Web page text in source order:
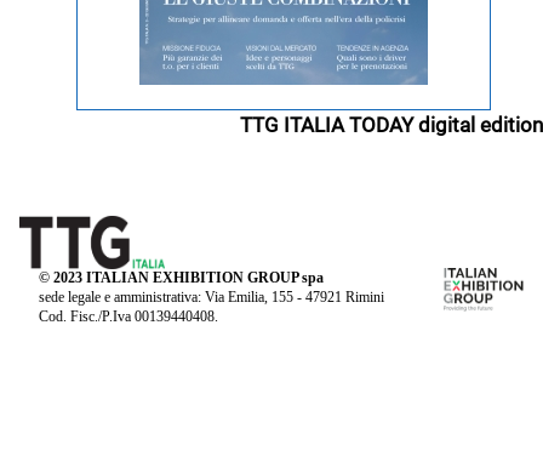
TTG ITALIA TODAY digital edition
© 2023 ITALIAN EXHIBITION GROUP spa
sede legale e amministrativa: Via Emilia, 155 - 47921 Rimini
Cod. Fisc./P.Iva 00139440408.